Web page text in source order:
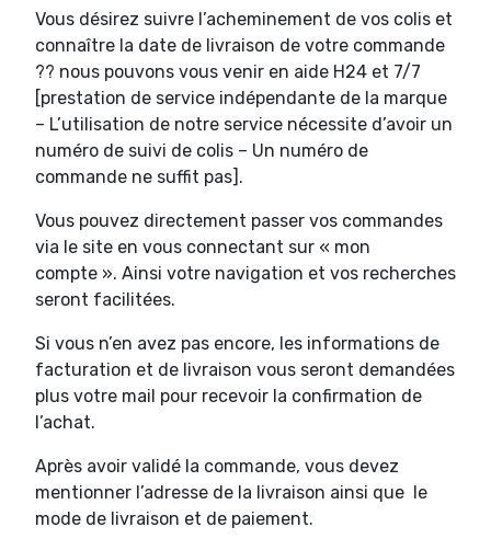
Vous désirez suivre l’acheminement de vos colis et
connaître la date de livraison de votre commande
?? nous pouvons vous venir en aide H24 et 7/7
[prestation de service indépendante de la marque
– L’utilisation de notre service nécessite d’avoir un
numéro de suivi de colis – Un numéro de
commande ne suffit pas].
Vous pouvez directement passer vos commandes
via le site en vous connectant sur « mon
compte ». Ainsi votre navigation et vos recherches
seront facilitées.
Si vous n’en avez pas encore, les informations de
facturation et de livraison vous seront demandées
plus votre mail pour recevoir la confirmation de
l’achat.
Après avoir validé la commande, vous devez
mentionner l’adresse de la livraison ainsi que le
mode de livraison et de paiement.